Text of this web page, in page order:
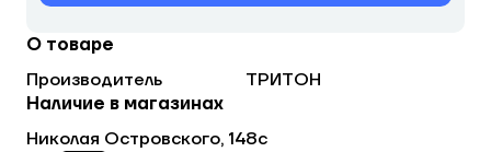
О товаре
Производитель
ТРИТОН
Наличие в магазинах
Николая Островского, 148с